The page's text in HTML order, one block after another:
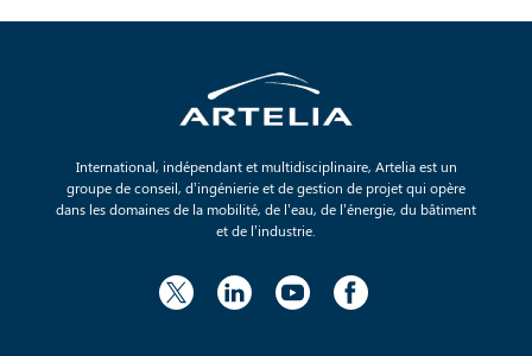
International, indépendant et multidisciplinaire, Artelia est un
groupe de conseil, d’ingénierie et de gestion de projet qui opère
dans les domaines de la mobilité, de l’eau, de l’énergie, du bâtiment
et de l’industrie.